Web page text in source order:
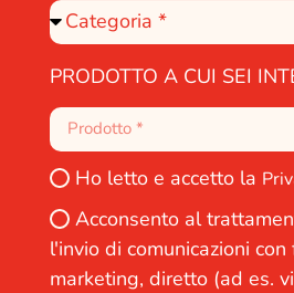
PRODOTTO A CUI SEI
Ho letto e accetto la
Acconsento al
l'invio di comunicazioni
marketing, diretto (ad es.